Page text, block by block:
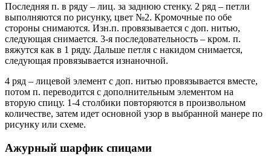
Последняя п. в ряду – лиц. за заднюю стенку. 2 ряд – петли
выполняются по рисунку, цвет №2. Кромочные по обе
стороны снимаются. Изн.п. провязывается с доп. нитью,
следующая снимается. 3-я последовательность – кром. п.
вяжутся как в 1 ряду. Дальше петля с накидом снимается,
следующая провязывается изнаночной.
4 ряд – лицевой элемент с доп. нитью провязывается вместе,
потом п. переводится с дополнительным элементом на
вторую спицу. 1-4 столбики повторяются в произвольном
количестве, затем идет основной узор в выбранной манере по
рисунку или схеме.
Ажурный шарфик спицами